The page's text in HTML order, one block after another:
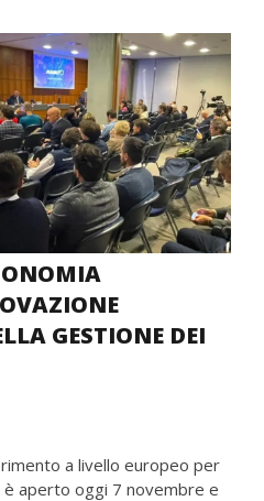
GESTIONE DEI
a livello europeo per
è aperto oggi 7 novembre e